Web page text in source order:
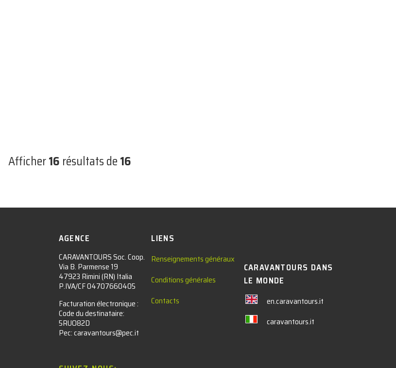
Afficher16 résultats de16
AGENCE
CARAVANTOURS Soc. Coop.
Via B. Parmense 19
47923 Rimini (RN) Italia
P.IVA/CF 04707660405
Facturation électronique :​
Code du destinataire:
5RUO82D
Pec: caravantours@pec.it
LIENS
Renseignements généraux
Conditions générales
Contacts
CARAVANTOURS DANS
LE MONDE
en.caravantours.it
caravantours.it